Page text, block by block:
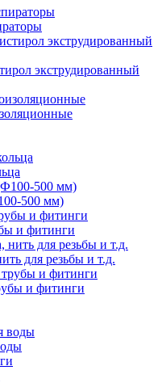
экструдированный
500 мм)
и фитинги
для резьбы и т.д.
и фитинги